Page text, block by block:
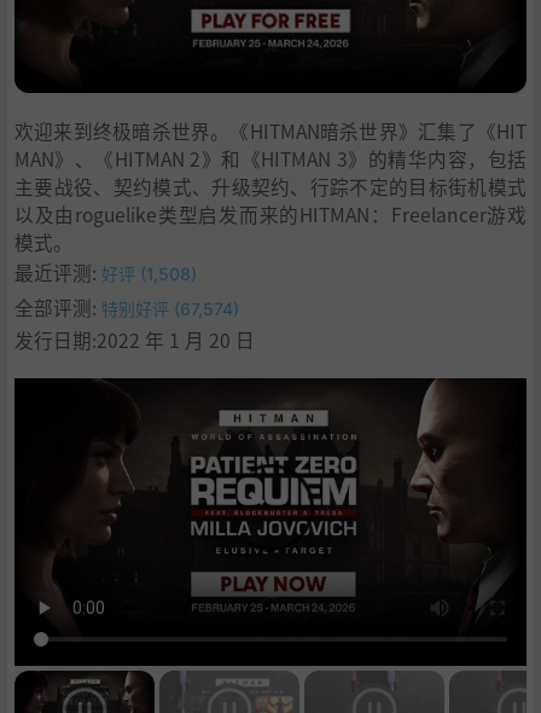
学习版下载
欢迎来到终极暗杀世界。《HITMAN暗杀世界》汇集了《HIT
MAN》、《HITMAN 2》和《HITMAN 3》的精华内容，包括
主要战役、契约模式、升级契约、行踪不定的目标街机模式
以及由roguelike类型启发而来的HITMAN：Freelancer游戏
模式。
最近评测: 好评 (1,508)
全部评测: 特别好评 (67,574)
发行日期:2022 年 1 月 20 日